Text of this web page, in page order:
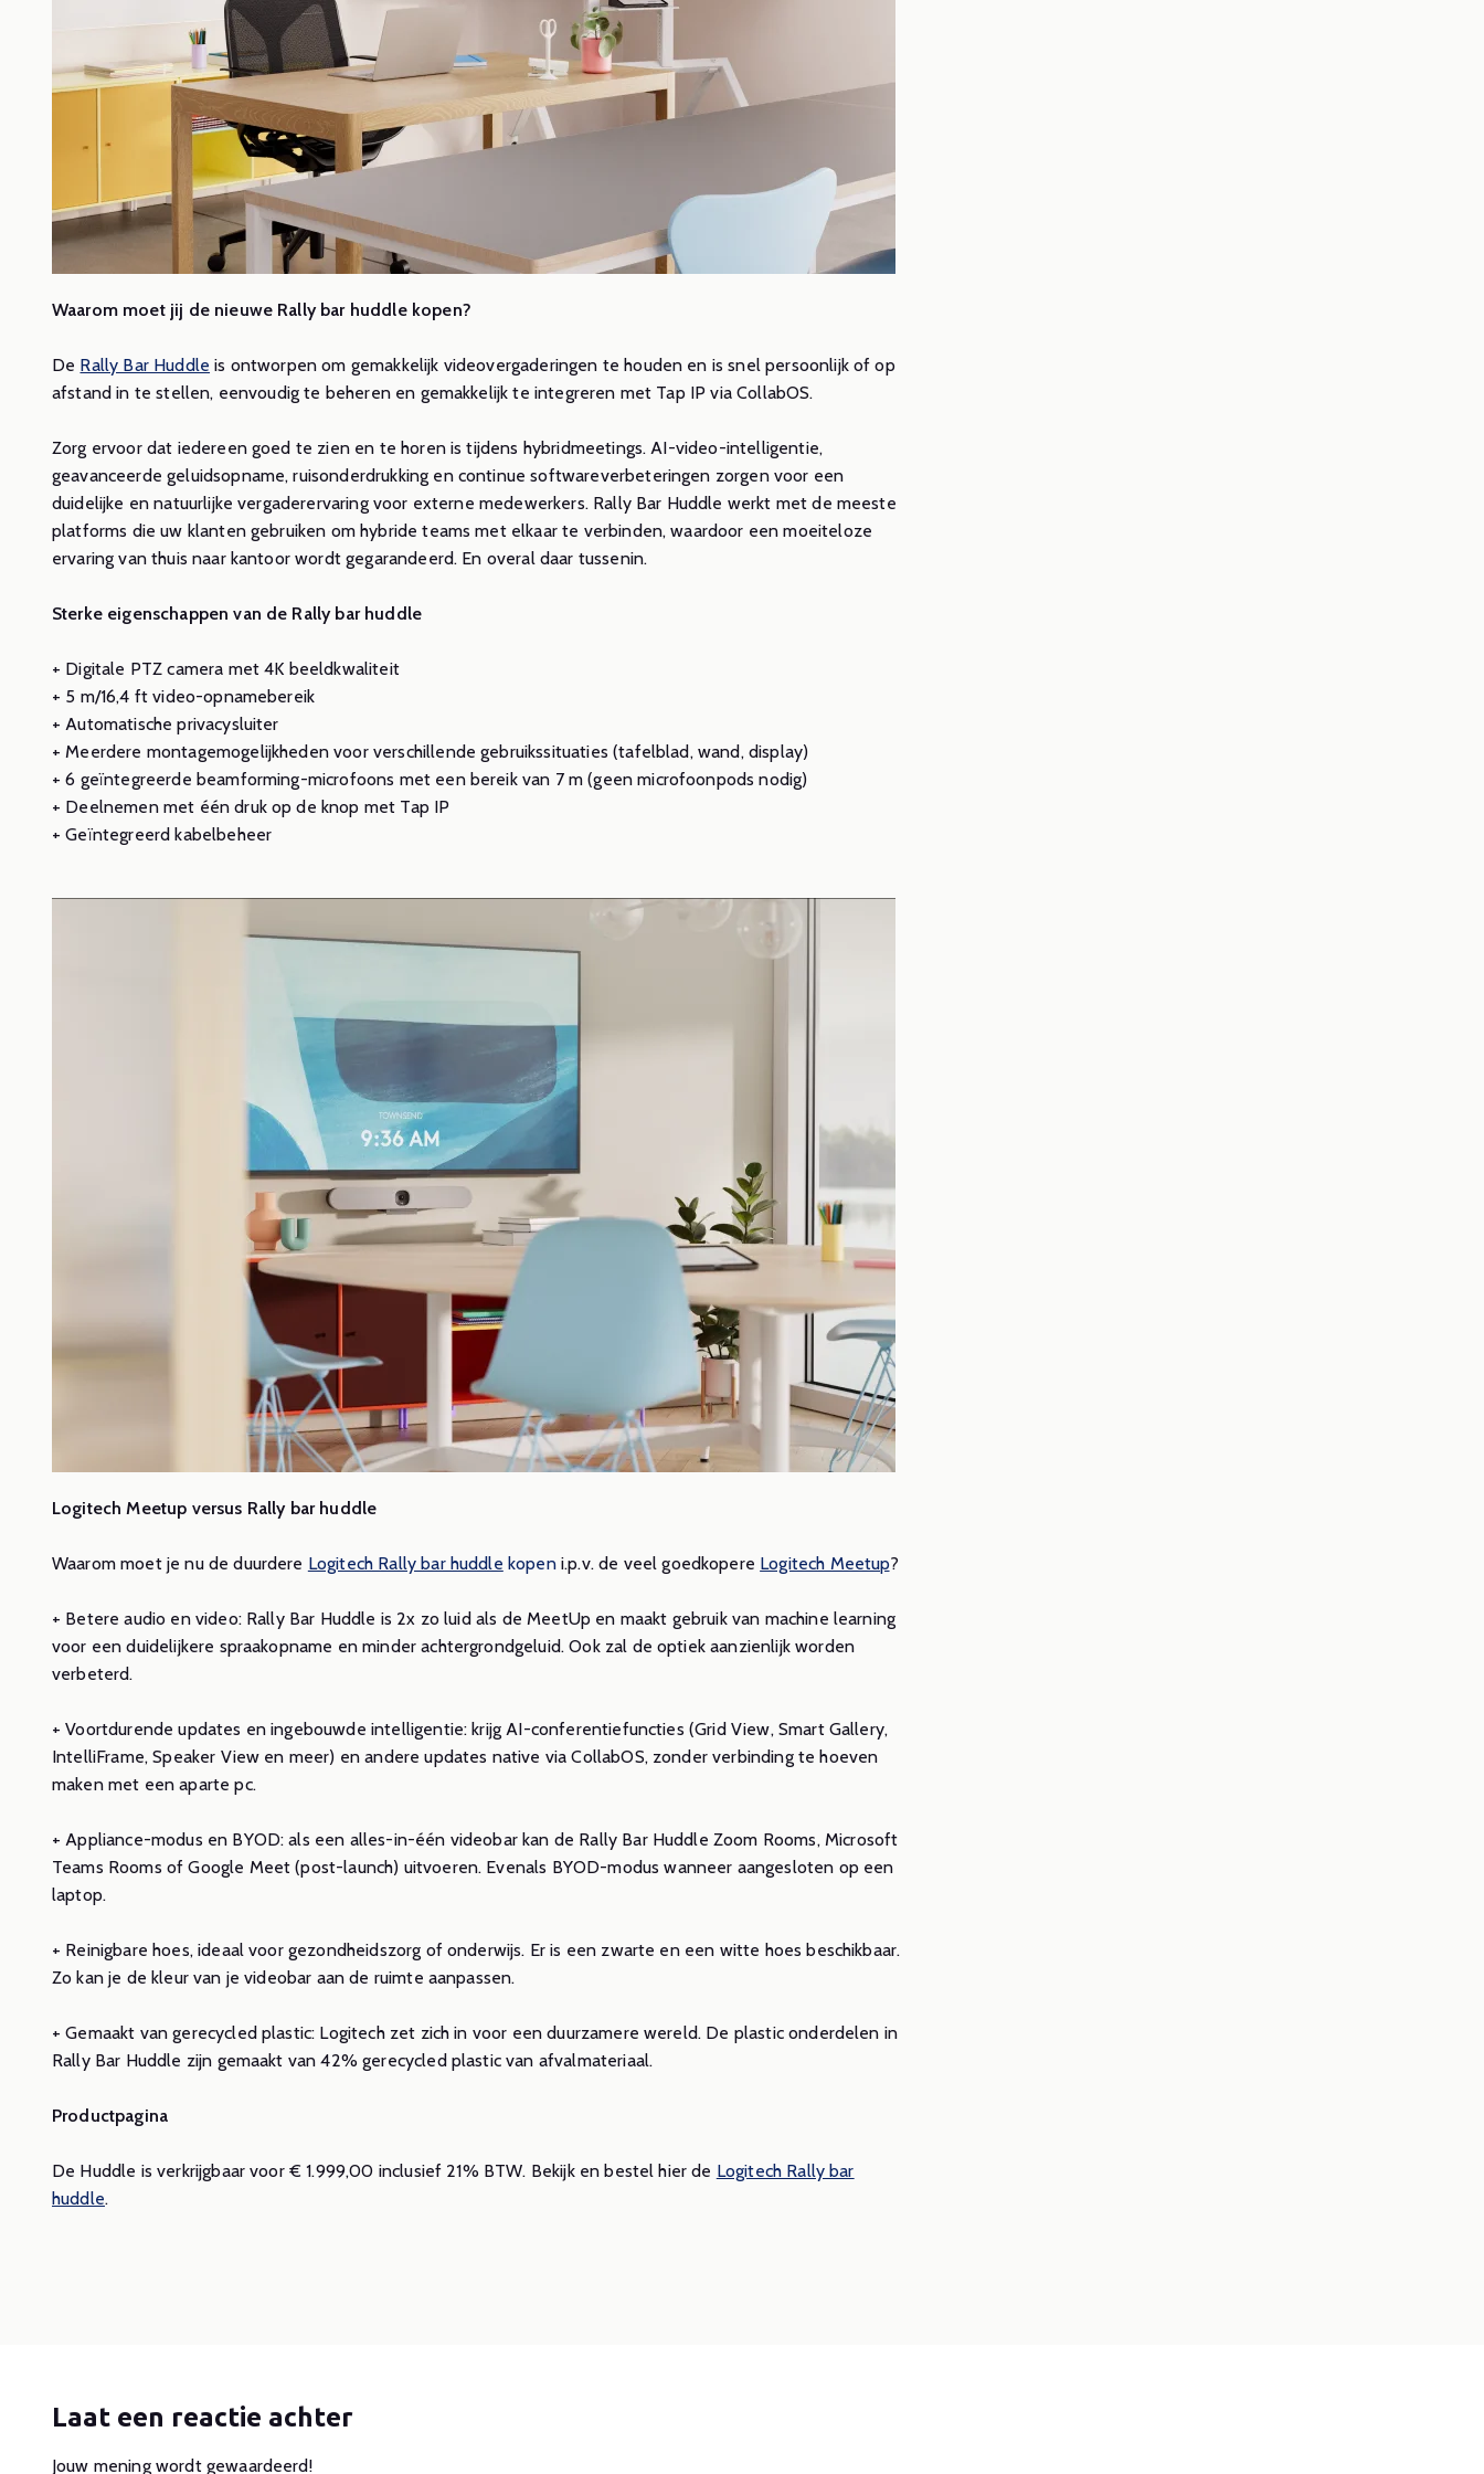
Waarom moet jij de nieuwe Rally bar huddle kopen?
De Rally Bar Huddle is ontworpen om gemakkelijk videovergaderingen te houden en is snel persoonlijk of op
afstand in te stellen, eenvoudig te beheren en gemakkelijk te integreren met Tap IP via CollabOS.
Zorg ervoor dat iedereen goed te zien en te horen is tijdens hybridmeetings. AI-video-intelligentie,
geavanceerde geluidsopname, ruisonderdrukking en continue softwareverbeteringen zorgen voor een
duidelijke en natuurlijke vergaderervaring voor externe medewerkers. Rally Bar Huddle werkt met de meeste
platforms die uw klanten gebruiken om hybride teams met elkaar te verbinden, waardoor een moeiteloze
ervaring van thuis naar kantoor wordt gegarandeerd. En overal daar tussenin.
Sterke eigenschappen van de Rally bar huddle
+ Digitale PTZ camera met 4K beeldkwaliteit
+ 5 m/16,4 ft video-opnamebereik
+ Automatische privacysluiter
+ Meerdere montagemogelijkheden voor verschillende gebruikssituaties (tafelblad, wand, display)
+ 6 geïntegreerde beamforming-microfoons met een bereik van 7 m (geen microfoonpods nodig)
+ Deelnemen met één druk op de knop met Tap IP
+ Geïntegreerd kabelbeheer
Logitech Meetup versus Rally bar huddle
Waarom moet je nu de duurdere Logitech Rally bar huddle kopeni.p.v. de veel goedkopere Logitech Meetup?
+ Betere audio en video: Rally Bar Huddle is 2x zo luid als de MeetUp en maakt gebruik van machine learning
voor een duidelijkere spraakopname en minder achtergrondgeluid. Ook zal de optiek aanzienlijk worden
verbeterd.
+ Voortdurende updates en ingebouwde intelligentie: krijg AI-conferentiefuncties (Grid View, Smart Gallery,
IntelliFrame, Speaker View en meer) en andere updates native via CollabOS, zonder verbinding te hoeven
maken met een aparte pc.
+ Appliance-modus en BYOD: als een alles-in-één videobar kan de Rally Bar Huddle Zoom Rooms, Microsoft
Teams Rooms of Google Meet (post-launch) uitvoeren. Evenals BYOD-modus wanneer aangesloten op een
laptop.
+ Reinigbare hoes, ideaal voor gezondheidszorg of onderwijs. Er is een zwarte en een witte hoes beschikbaar.
Zo kan je de kleur van je videobar aan de ruimte aanpassen.
+ Gemaakt van gerecycled plastic: Logitech zet zich in voor een duurzamere wereld. De plastic onderdelen in
Rally Bar Huddle zijn gemaakt van 42% gerecycled plastic van afvalmateriaal.
Productpagina
De Huddle is verkrijgbaar voor € 1.999,00 inclusief 21% BTW. Bekijk en bestel hier de Logitech Rally bar
huddle.
Laat een reactie achter
Jouw mening wordt gewaardeerd!